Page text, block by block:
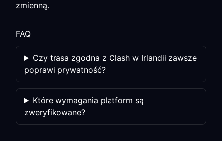
zmienną.
FAQ
Czy trasa zgodna z Clash w Irlandii zawsze
poprawi prywatność?
Które wymagania platform są
zweryfikowane?